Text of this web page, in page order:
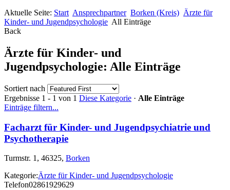
Aktuelle Seite: Start Ansprechpartner Borken (Kreis) Ärzte für
Kinder- und Jugendpsychologie All Einträge
Back
Ärzte für Kinder- und
Jugendpsychologie: Alle Einträge
Sortiert nach
Ergebnisse 1 - 1 von 1 Diese Kategorie · Alle Einträge
Einträge filtern...
Facharzt für Kinder- und Jugendpsychiatrie und
Psychotherapie
Turmstr. 1, 46325, Borken
Kategorie:Ärzte für Kinder- und Jugendpsychologie
Telefon02861929629